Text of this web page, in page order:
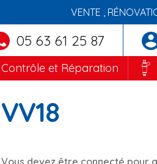
VENTE ,
05 63 61 25 87
Contrôle et Réparation
VV18
Vous devez être connecté pour